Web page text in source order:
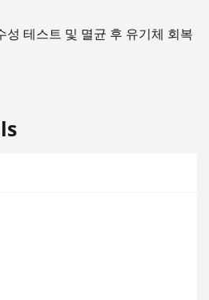
성 테스트 및 멸균 후 유기체 회복